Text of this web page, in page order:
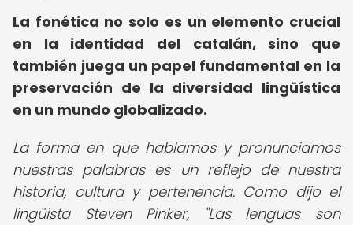
La fonética no solo es un elemento crucial
en la identidad del catalán, sino que
también juega un papel fundamental en la
preservación de la diversidad lingüística
en un mundo globalizado.
La forma en que hablamos y pronunciamos
nuestras palabras es un reflejo de nuestra
historia, cultura y pertenencia. Como dijo el
lingüista Steven Pinker, "Las lenguas son